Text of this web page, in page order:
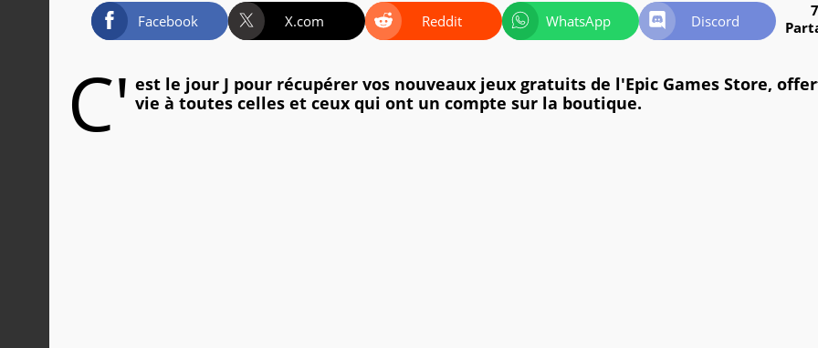
Facebook X.com Reddit WhatsApp Discord
7
C' est le jour J pour récupérer vos nouveaux jeux gratuits de l'Epic Games Store,
vie à toutes celles et ceux qui ont un compte sur la boutique.